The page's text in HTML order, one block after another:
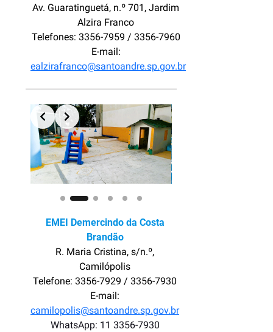
Av. Guaratinguetá, n.º 701, Jardim
Alzira Franco
Telefones: 3356-7959 / 3356-7960
E-mail:
ealzirafranco@santoandre.sp.gov.br
Slide 2 of 6
EMEI Demercindo da Costa
Brandão
R. Maria Cristina, s/n.º,
Camilópolis
Telefone: 3356-7929 / 3356-7930
E-mail:
camilopolis@santoandre.sp.gov.br
WhatsApp: 11 3356-7930